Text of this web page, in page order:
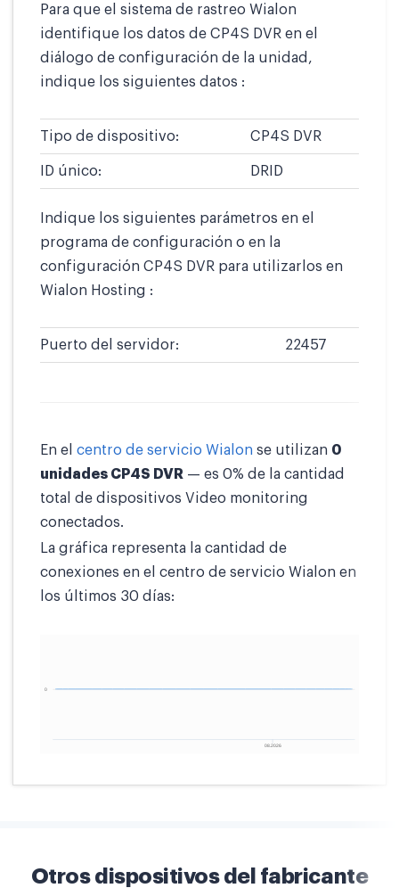
Para que el sistema de rastreo Wialon
identifique los datos de CP4S DVR en el
diálogo de configuración de la unidad,
indique los siguientes datos :
Tipo de dispositivo: CP4S DVR
ID único: DRID
Indique los siguientes parámetros en el
programa de configuración o en la
configuración CP4S DVR para utilizarlos en
Wialon Hosting :
Puerto del servidor: 22457
En el centro de servicio Wialon se utilizan 0
unidades CP4S DVR — es 0% de la cantidad
total de dispositivos Video monitoring
conectados.
La gráfica representa la cantidad de
conexiones en el centro de servicio Wialon en
los últimos 30 días:
Otros dispositivos del fabricante